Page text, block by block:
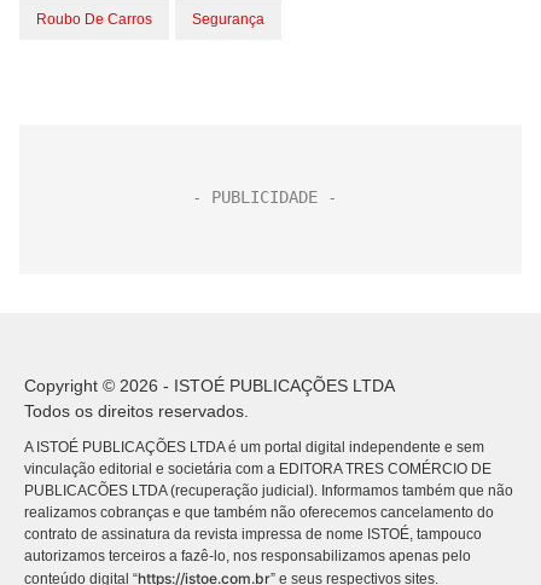
Roubo De Carros Segurança
Copyright © 2026 - ISTOÉ PUBLICAÇÕES LTDA
Todos os direitos reservados.
A ISTOÉ PUBLICAÇÕES LTDA é um portal digital independente e sem
vinculação editorial e societária com a EDITORA TRES COMÉRCIO DE
PUBLICACÕES LTDA (recuperação judicial). Informamos também que não
realizamos cobranças e que também não oferecemos cancelamento do
contrato de assinatura da revista impressa de nome ISTOÉ, tampouco
autorizamos terceiros a fazê-lo, nos responsabilizamos apenas pelo
conteúdo digital “https://istoe.com.br” e seus respectivos sites.